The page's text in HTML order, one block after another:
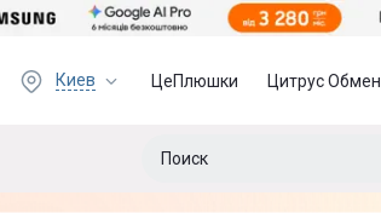
Киев ЦеПлюшки Цитрус Обмен